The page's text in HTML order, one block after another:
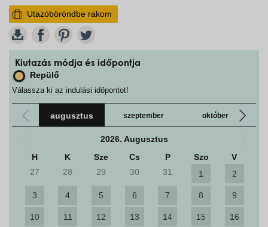
Utazóböröndbe rakom
Kiutazás módja és időpontja
Repülő
Válassza ki az indulási időpontot!
augusztus szeptember október
2026. Augusztus
H
K Sze Cs P Szo
V
27
28 29 30 31 1 2
3 4 5 6 7 8 9
10 11 12 13 14 15 16